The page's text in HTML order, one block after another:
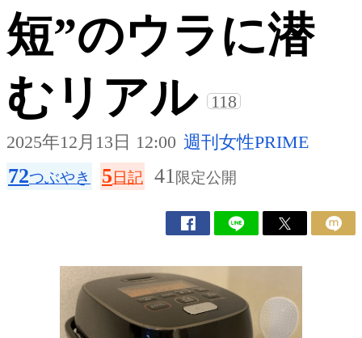
短”のウラに潜
むリアル
118
2025年12月13日 12:00 週刊女性PRIME
72つぶやき 5日記 41 限定公開